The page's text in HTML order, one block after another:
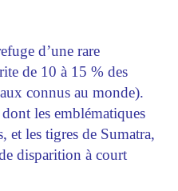
d’une rare
de 10 à 15 % des
connus au monde).
dont les emblématiques
et les tigres de Sumatra,
disparition à court